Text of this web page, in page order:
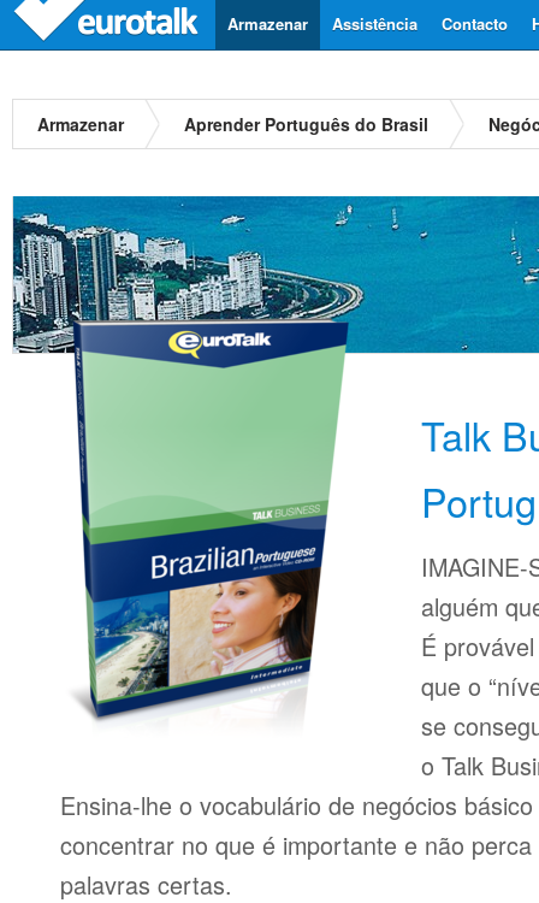
Contacto
Assistência
Armazenar
Armazenar Aprender Português do Brasil
Talk
alguém
É
que o
se
o Talk
Ensina-lhe o vocabulário de negócios
concentrar no que é importante e não
palavras certas.